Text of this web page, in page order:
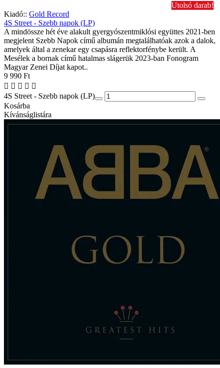
Utolsó darab!
Kiadó:: Gold Record
4S Street - Szebb napok (LP)
A mindössze hét éve alakult gyergyószentmiklósi együttes 2021-ben
megjelent Szebb Napok című albumán megtalálhatóak azok a dalok,
amelyek által a zenekar egy csapásra reflektorfénybe került. A
Mesélek a bornak című hatalmas slágerük 2023-ban Fonogram
Magyar Zenei Díjat kapot..
9 990 Ft
4S Street - Szebb napok (LP)
Kosárba
Kívánságlistára